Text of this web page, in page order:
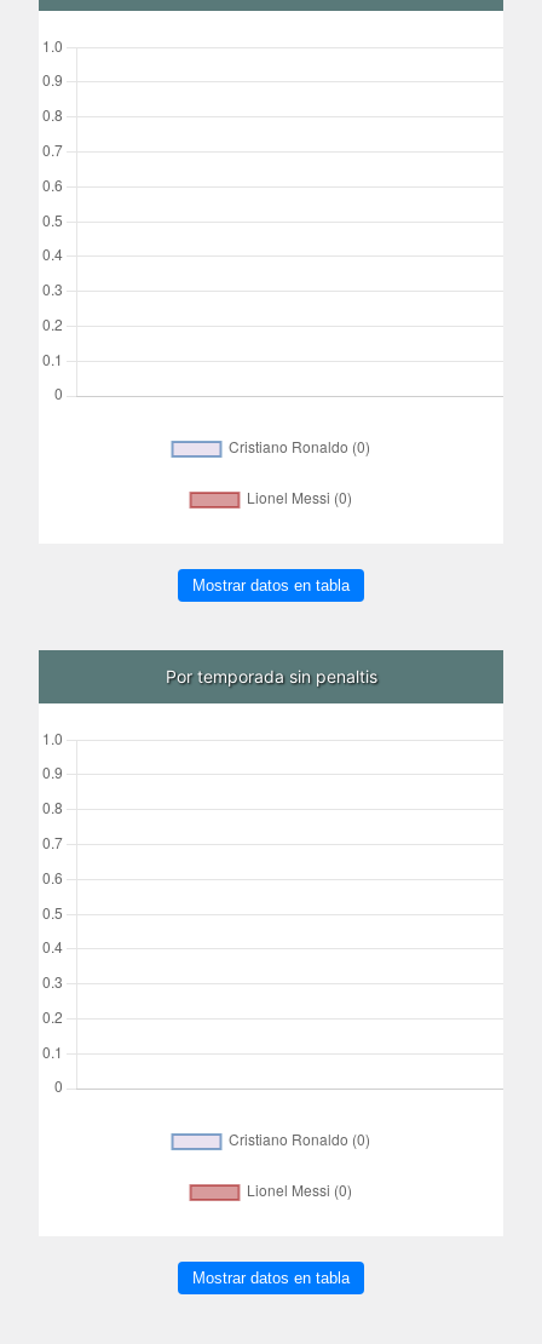
Mostrar datos en tabla
Por temporada sin penaltis
Mostrar datos en tabla